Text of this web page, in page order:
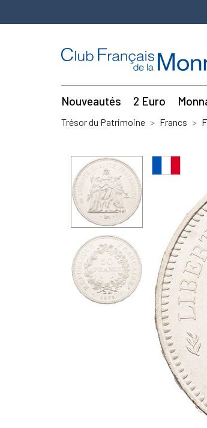
Nouveautés 2 Euro
Trésor du Patrimoine Francs